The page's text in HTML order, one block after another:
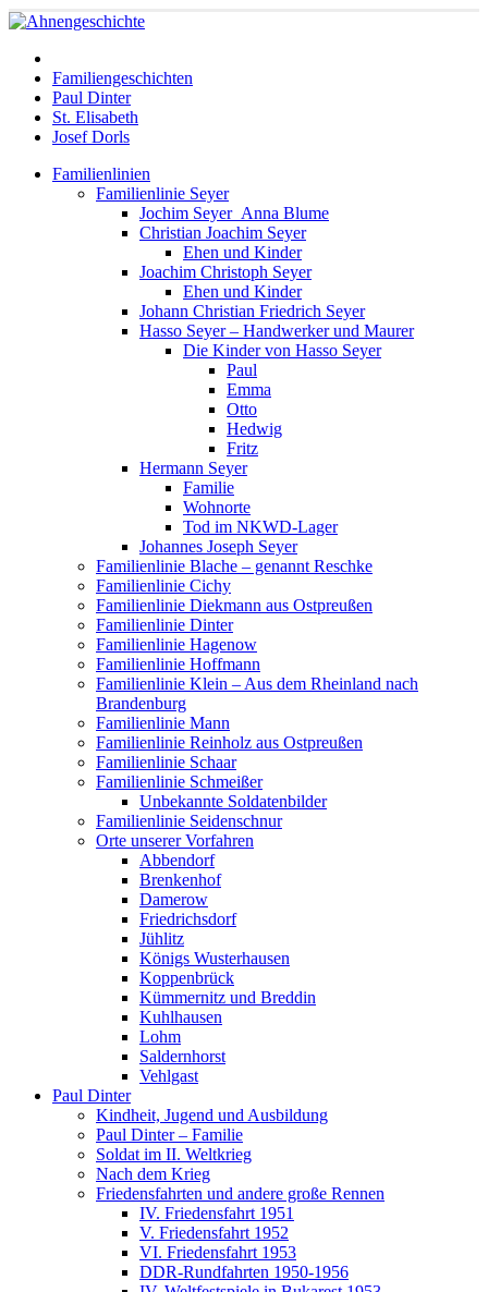
Familiengeschichten
Paul Dinter
St. Elisabeth
Josef Dorls
Familienlinien
Familienlinie Seyer
Jochim Seyer_Anna Blume
Christian Joachim Seyer
Ehen und Kinder
Joachim Christoph Seyer
Ehen und Kinder
Johann Christian Friedrich Seyer
Hasso Seyer – Handwerker und Maurer
Die Kinder von Hasso Seyer
Paul
Emma
Otto
Hedwig
Fritz
Hermann Seyer
Familie
Wohnorte
Tod im NKWD-Lager
Johannes Joseph Seyer
Familienlinie Blache – genannt Reschke
Familienlinie Cichy
Familienlinie Diekmann aus Ostpreußen
Familienlinie Dinter
Familienlinie Hagenow
Familienlinie Hoffmann
Familienlinie Klein – Aus dem Rheinland nach
Brandenburg
Familienlinie Mann
Familienlinie Reinholz aus Ostpreußen
Familienlinie Schaar
Familienlinie Schmeißer
Unbekannte Soldatenbilder
Familienlinie Seidenschnur
Orte unserer Vorfahren
Abbendorf
Brenkenhof
Damerow
Friedrichsdorf
Jühlitz
Königs Wusterhausen
Koppenbrück
Kümmernitz und Breddin
Kuhlhausen
Lohm
Saldernhorst
Vehlgast
Paul Dinter
Kindheit, Jugend und Ausbildung
Paul Dinter – Familie
Soldat im II. Weltkrieg
Nach dem Krieg
Friedensfahrten und andere große Rennen
IV. Friedensfahrt 1951
V. Friedensfahrt 1952
VI. Friedensfahrt 1953
DDR-Rundfahrten 1950-1956